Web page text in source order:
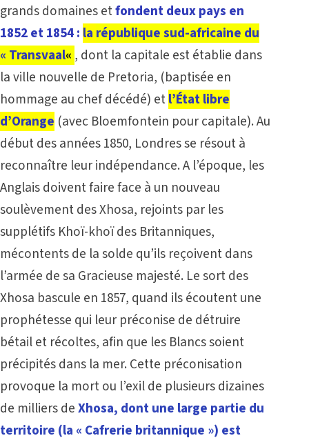
grands domaines etfondent deux pays en
1852 et 1854 : la république sud-africaine du
« Transvaal« , dont la capitale est établie dans
la ville nouvelle de Pretoria, (baptisée en
hommage au chef décédé) etl’État libre
d’Orange (avec Bloemfontein pour capitale). Au
début des années 1850, Londres se résout à
reconnaître leur indépendance. A l’époque, les
Anglais doivent faire face à un nouveau
soulèvement des Xhosa, rejoints par les
supplétifs Khoï-khoï des Britanniques,
mécontents de la solde qu’ils reçoivent dans
l’armée de sa Gracieuse majesté. Le sort des
Xhosa bascule en 1857, quand ils écoutent une
prophétesse qui leur préconise de détruire
bétail et récoltes, afin que les Blancs soient
précipités dans la mer. Cette préconisation
provoque la mort ou l’exil de plusieurs dizaines
de milliers deXhosa, dont une large partie du
territoire (la « Cafrerie britannique ») est